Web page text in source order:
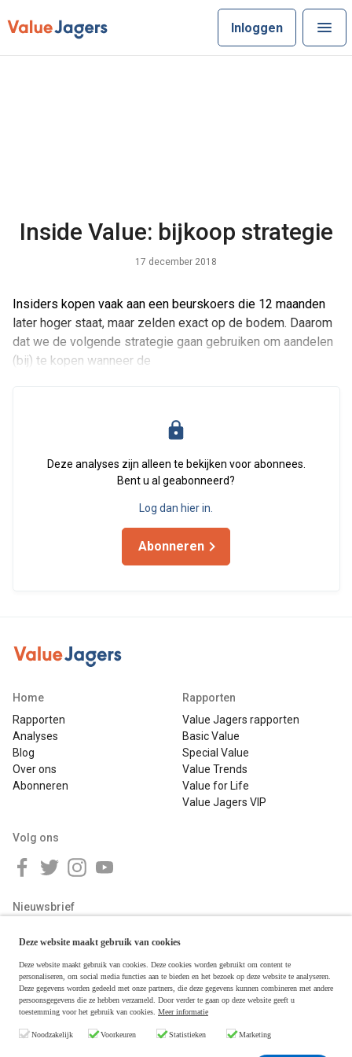
Inloggen
Inside Value: bijkoop strategie
17 december 2018
Insiders kopen vaak aan een beurskoers die 12 maanden
later hoger staat, maar zelden exact op de bodem. Daarom
dat we de volgende strategie gaan gebruiken om aandelen
(bij) te kopen wanneer de
Deze analyses zijn alleen te bekijken voor abonnees.
Bent u al geabonneerd?
Log dan hier in.
Abonneren
Home
Rapporten
Analyses
Blog
Over ons
Abonneren
Rapporten
Value Jagers rapporten
Basic Value
Special Value
Value Trends
Value for Life
Value Jagers VIP
Volg ons
Nieuwsbrief
Deze website maakt gebruik van cookies
Deze website maakt gebruik van cookies. Deze cookies worden gebruikt om content te
personaliseren, om social media functies aan te bieden en het bezoek op deze website te analyseren.
Deze gegevens worden gedeeld met onze partners, die deze gegevens kunnen combineren met andere
persoonsgegevens die ze hebben verzameld. Door verder te gaan op deze website geeft u
toestemming voor het gebruik van cookies. Meer informatie
Noodzakelijk Voorkeuren Statistieken Marketing